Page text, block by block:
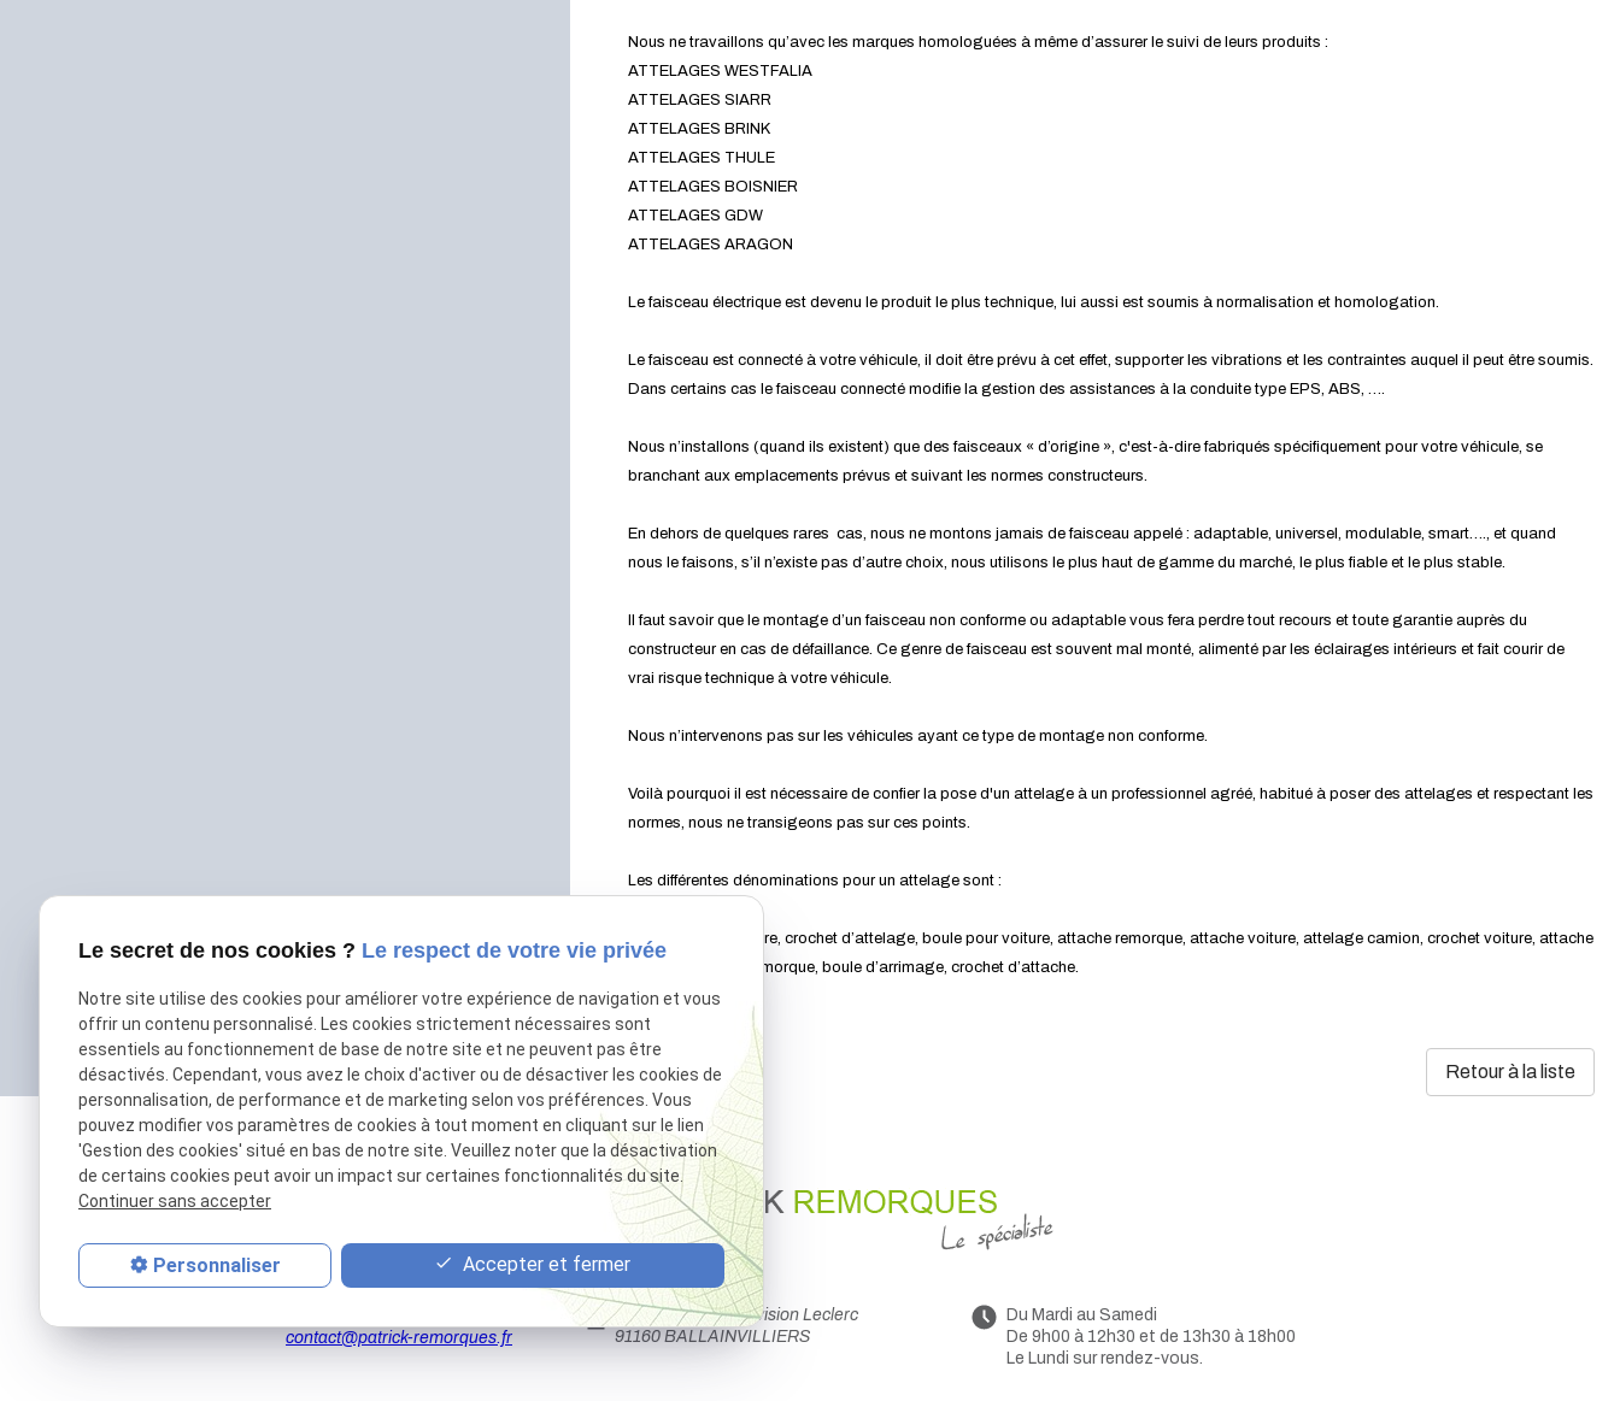
Nous ne travaillons qu’avec les marques homologuées à même d’assurer le suivi de leurs produits :
ATTELAGES WESTFALIA
ATTELAGES SIARR
ATTELAGES BRINK
ATTELAGES THULE
ATTELAGES BOISNIER
ATTELAGES GDW
ATTELAGES ARAGON
Le faisceau électrique est devenu le produit le plus technique, lui aussi est soumis à normalisation et homologation.
Le faisceau est connecté à votre véhicule, il doit être prévu à cet effet, supporter les vibrations et les contraintes auquel il peut être soumis.
Dans certains cas le faisceau connecté modifie la gestion des assistances à la conduite type EPS, ABS, ….
Nous n’installons (quand ils existent) que des faisceaux « d’origine », c'est-à-dire fabriqués spécifiquement pour votre véhicule, se
branchant aux emplacements prévus et suivant les normes constructeurs.
En dehors de quelques rares cas, nous ne montons jamais de faisceau appelé : adaptable, universel, modulable, smart…., et quand
nous le faisons, s’il n’existe pas d’autre choix, nous utilisons le plus haut de gamme du marché, le plus fiable et le plus stable.
Il faut savoir que le montage d’un faisceau non conforme ou adaptable vous fera perdre tout recours et toute garantie auprès du
constructeur en cas de défaillance. Ce genre de faisceau est souvent mal monté, alimenté par les éclairages intérieurs et fait courir de
vrai risque technique à votre véhicule.
Nous n’intervenons pas sur les véhicules ayant ce type de montage non conforme.
Voilà pourquoi il est nécessaire de confier la pose d'un attelage à un professionnel agréé, habitué à poser des attelages et respectant les
normes, nous ne transigeons pas sur ces points.
Les différentes dénominations pour un attelage sont :
Attelage pour voiture, crochet d’attelage, boule pour voiture, attache remorque, attache voiture, attelage camion, crochet voiture, attache
auto, boule pour remorque, boule d’arrimage, crochet d’attache.
Retour à la liste
contact@patrick-remorques.fr
44 Avenue de la Division Leclerc
91160 BALLAINVILLIERS
Du Mardi au Samedi
De 9h00 à 12h30 et de 13h30 à 18h00
Le Lundi sur rendez-vous.
Le secret de nos cookies ? Le respect de votre vie privée
Notre site utilise des cookies pour améliorer votre expérience de navigation et vous
offrir un contenu personnalisé. Les cookies strictement nécessaires sont
essentiels au fonctionnement de base de notre site et ne peuvent pas être
désactivés. Cependant, vous avez le choix d'activer ou de désactiver les cookies de
personnalisation, de performance et de marketing selon vos préférences. Vous
pouvez modifier vos paramètres de cookies à tout moment en cliquant sur le lien
'Gestion des cookies' situé en bas de notre site. Veuillez noter que la désactivation
de certains cookies peut avoir un impact sur certaines fonctionnalités du site.
Continuer sans accepter
Personnaliser Accepter et fermer